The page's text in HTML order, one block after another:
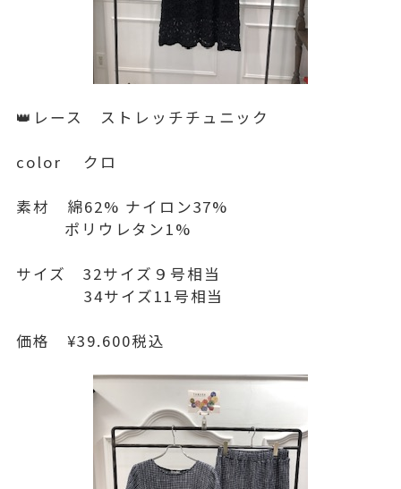
👑レース ストレッチチュニック
color クロ
素材 綿62% ナイロン37%
ポリウレタン1%
サイズ 32サイズ９号相当
34サイズ11号相当
価格 ¥39.600税込